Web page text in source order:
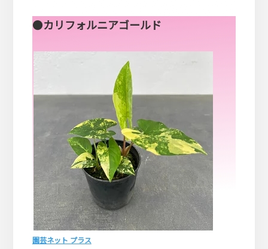
●カリフォルニアゴールド
園芸ネット プラス